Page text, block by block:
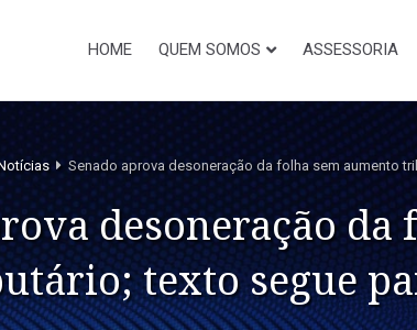
HOME QUEM SOMOS ASSESSORIA
Senado aprova desoneração da folha sem aumento
desoneração
texto segue